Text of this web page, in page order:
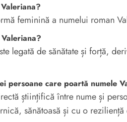
feminină a numelui roman
legată de sănătate și forță,
persoane care poartă numele
științifică între nume și
sănătoasă și cu o